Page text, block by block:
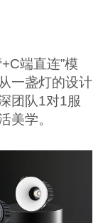
端直连”模
一盏灯的设计
团队1对1服
美学。